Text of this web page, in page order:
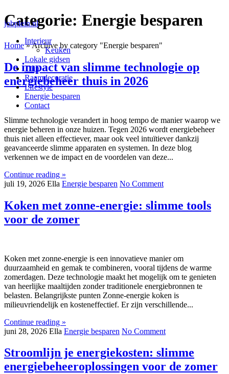
jobplein.nl
Interieur
Keuken
Lokale gidsen
Tuin
Raamdecoratie
Lifestyle
Energie besparen
Contact
Categorie: Energie besparen
Home»Archive by category "Energie besparen"
De impact van slimme technologie op
energiebeheer thuis in 2026
Slimme technologie verandert in hoog tempo de manier waarop we
energie beheren in onze huizen. Tegen 2026 wordt energiebeheer
thuis niet alleen effectiever, maar ook veel intuïtiever dankzij
geavanceerde slimme apparaten en systemen. In deze blog
verkennen we de impact en de voordelen van deze...
Continue reading »
juli 19, 2026 Ella Energie besparen No Comment
Koken met zonne-energie: slimme tools
voor de zomer
Koken met zonne-energie is een innovatieve manier om
duurzaamheid en gemak te combineren, vooral tijdens de warme
zomerdagen. Deze technologie maakt het mogelijk om te genieten
van heerlijke maaltijden zonder traditionele energiebronnen te
belasten. Belangrijkste punten Zonne-energie koken is
milieuvriendelijk en kosteneffectief. Er zijn verschillende...
Continue reading »
juni 28, 2026 Ella Energie besparen No Comment
Stroomlijn je energiekosten: slimme
energiebeheeroplossingen voor de zomer